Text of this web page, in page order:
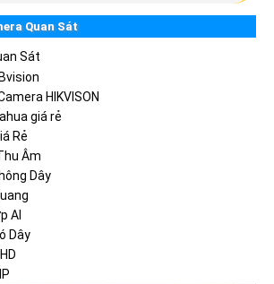
Quan Sát
Sát
HIKVISON
giá rẻ
Rẻ
Âm
Dây
AI
Dây